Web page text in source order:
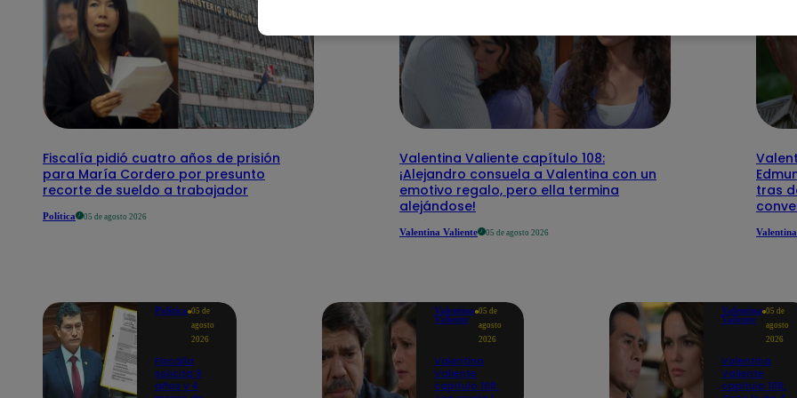
Fiscalía pidió cuatro años de prisión
para María Cordero por presunto
recorte de sueldo a trabajador
Política 05 de agosto 2026
Valentina Valiente capítulo 108:
¡Alejandro consuela a Valentina con un
emotivo regalo, pero ella termina
alejándose!
Valentina Valiente 05 de agosto 2026
tras
Política 05 de
agosto
2026
Fiscalía
solicita 9
años y 4
Valentina
Valiente
05 de
agosto
2026
Valentina
Valiente
capítulo 108:
Valentina
Valiente
05 de
agosto
2026
Valentina
Valiente
capítulo 108: